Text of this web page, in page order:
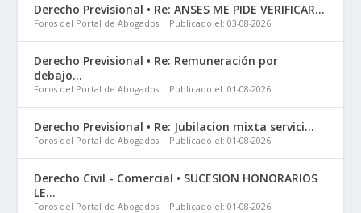
Derecho Previsional • Re: ANSES ME PIDE VERIFICAR...
Foros del Portal de Abogados Publicado el: 03-08-2026
Derecho Previsional • Re: Remuneración por
debajo...
Foros del Portal de Abogados Publicado el: 01-08-2026
Derecho Previsional • Re: Jubilacion mixta servici...
Foros del Portal de Abogados Publicado el: 01-08-2026
Derecho Civil - Comercial • SUCESION HONORARIOS
LE...
Foros del Portal de Abogados Publicado el: 01-08-2026